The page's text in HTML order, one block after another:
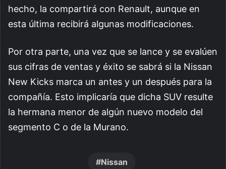
hecho, la compartirá con Renault, aunque en
esta última recibirá algunas modificaciones.
Por otra parte, una vez que se lance y se evalúen
sus cifras de ventas y éxito se sabrá si la Nissan
New Kicks marca un antes y un después para la
compañía. Esto implicaría que dicha SUV resulte
la hermana menor de algún nuevo modelo del
segmento C o de la Murano.
Nissan